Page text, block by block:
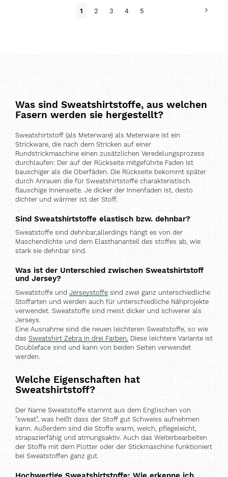
Du
1 Seite
2 Seite
3 Seite
4 Seite
5
Was sind Sweatshirtstoffe, aus welchen
Fasern werden sie hergestellt?
Sweatshirtstoff (als Meterware) als Meterware ist ein
Strickware, die nach dem Stricken auf einer
Rundstrickmaschine einen zusätzlichen Veredelungsprozess
durchlaufen: Der auf der Rückseite mitgeführte Faden ist
bauschiger als die Oberfäden. Die Rückseite bekommt später
durch Anrauen die für Sweatshirtstoffe charakteristisch
flauschige Innenseite. Je dicker der Innenfaden ist, desto
dichter und wärmer ist der Stoff.
Sind Sweatshirtstoffe elastisch bzw. dehnbar?
Sweatstoffe sind dehnbar,allerdings hängt es von der
Maschendichte und dem Elasthananteil des stoffes ab, wie
stark sie dehnbar sind.
Was ist der Unterschied zwischen Sweatshirtstoff
und Jersey?
Sweatstoffe und Jerseystoffe sind zwei ganz unterschiedliche
Stoffarten und werden auch für unterschiedliche Nähprojekte
verwendet. Sweatstoffe sind meist dicker und schwerer als
Jerseys.
Eine Ausnahme sind die neuen leichteren Sweatstoffe, so wie
das Sweatshirt Zebra in drei Farben. Diese leichtere Variante ist
Doubleface sind und kann von beiden Seiten verwendet
werden.
Welche Eigenschaften hat
Sweatshirtstoff?
Der Name Sweatstoffe stammt aus dem Englischen von
"sweat", was heißt dass der Stoff gut Schweiss aufnehmen
kann. Außerdem sind die Stoffe warm, weich, pflegeleicht,
strapazierfähig und atmungsaktiv. Auch das Weiterbearbeiten
der Stoffe mit dem Plotter oder der Stickmaschine funktioniert
bei Sweatstoffen ganz gut.